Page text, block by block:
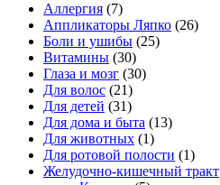
Аллергия (7)
Аппликаторы Ляпко (26)
Боли и ушибы (25)
Витамины (30)
Глаза и мозг (30)
Для волос (21)
Для детей (31)
Для дома и быта (13)
Для животных (1)
Для ротовой полости (1)
Желудочно-кишечный тракт